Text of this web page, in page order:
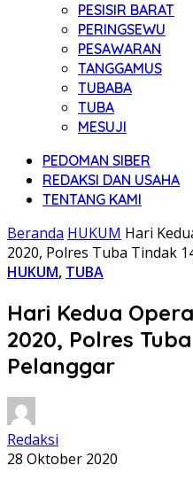
PESISIR BARAT
PERINGSEWU
PESAWARAN
TANGGAMUS
TUBABA
TUBA
MESUJI
PEDOMAN SIBER
REDAKSI DAN USAHA
TENTANG KAMI
Beranda HUKUM Hari
2020, Polres Tuba Tindak
HUKUM, TUBA
Hari Kedua
2020, Polres
Pelanggar
Redaksi
28 Oktober 2020